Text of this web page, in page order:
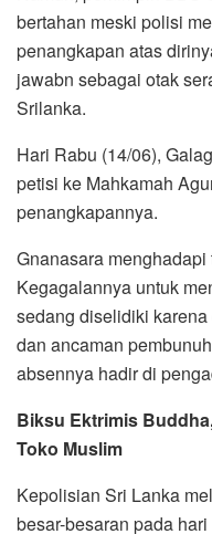
bertahan meski polisi
penangkapan atas
jawabn sebagai otak
Srilanka.
Hari Rabu (14/06),
petisi ke Mahkamah
penangkapannya.
Gnanasara
Kegagalannya untuk
sedang diselidiki
dan ancaman
absennya hadir di
Biksu Ektrimis
Toko Muslim
Kepolisian Sri Lanka
besar-besaran pada